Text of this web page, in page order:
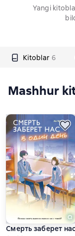
Yangi
Kitoblar 6
Mashhur
Смерть заберет